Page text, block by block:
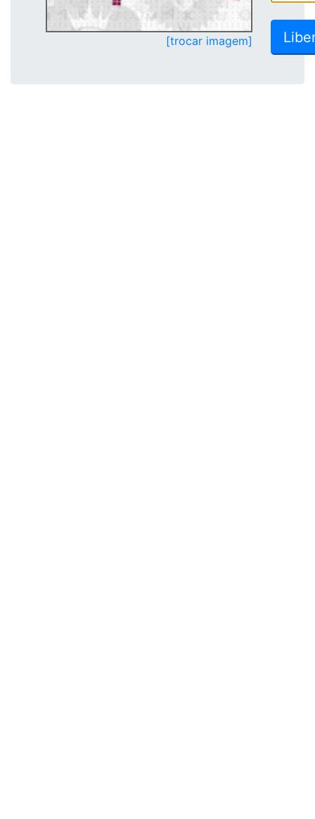
[trocar imagem]